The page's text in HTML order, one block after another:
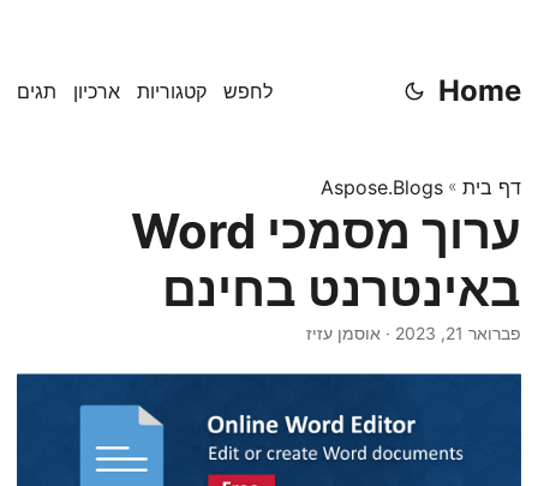
Home לחפש קטגוריות ארכיון תגים
דף בית »
Aspose.Blogs
ערוך מסמכי Word
באינטרנט בחינם
פברואר 21, 2023 · אוסמן עזיז